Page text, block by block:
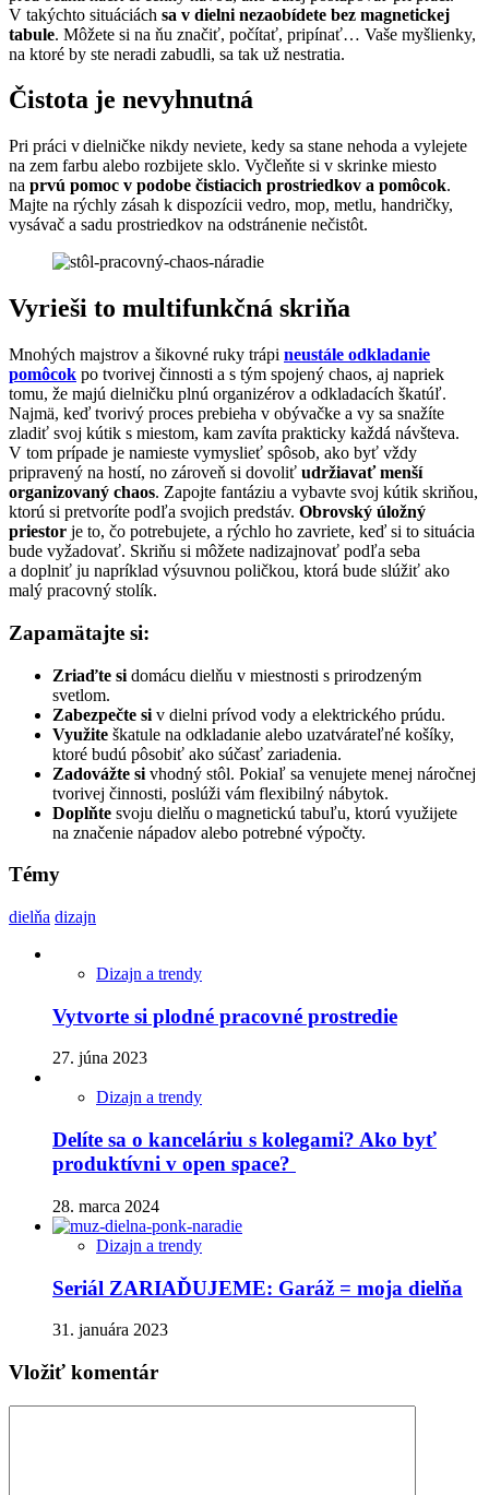
V takýchto situáciách sa v dielni nezaobídete bez magnetickej
tabule. Môžete si na ňu značiť, počítať, pripínať… Vaše myšlienky,
na ktoré by ste neradi zabudli, sa tak už nestratia.
Čistota je nevyhnutná
Pri práci v dielničke nikdy neviete, kedy sa stane nehoda a vylejete
na zem farbu alebo rozbijete sklo. Vyčleňte si v skrinke miesto
na prvú pomoc v podobe čistiacich prostriedkov a pomôcok.
Majte na rýchly zásah k dispozícii vedro, mop, metlu, handričky,
vysávač a sadu prostriedkov na odstránenie nečistôt.
Vyrieši to multifunkčná skriňa
Mnohých majstrov a šikovné ruky trápi neustále odkladanie
pomôcok po tvorivej činnosti a s tým spojený chaos, aj napriek
tomu, že majú dielničku plnú organizérov a odkladacích škatúľ.
Najmä, keď tvorivý proces prebieha v obývačke a vy sa snažíte
zladiť svoj kútik s miestom, kam zavíta prakticky každá návšteva.
V tom prípade je namieste vymyslieť spôsob, ako byť vždy
pripravený na hostí, no zároveň si dovoliť udržiavať menší
organizovaný chaos. Zapojte fantáziu a vybavte svoj kútik skriňou,
ktorú si pretvoríte podľa svojich predstáv. Obrovský úložný
priestor je to, čo potrebujete, a rýchlo ho zavriete, keď si to situácia
bude vyžadovať. Skriňu si môžete nadizajnovať podľa seba
a doplniť ju napríklad výsuvnou poličkou, ktorá bude slúžiť ako
malý pracovný stolík.
Zapamätajte si:
Zriaďte si domácu dielňu v miestnosti s prirodzeným
svetlom.
Zabezpečte si v dielni prívod vody a elektrického prúdu.
Využite škatule na odkladanie alebo uzatvárateľné košíky,
ktoré budú pôsobiť ako súčasť zariadenia.
Zadovážte si vhodný stôl. Pokiaľ sa venujete menej náročnej
tvorivej činnosti, poslúži vám flexibilný nábytok.
Doplňte svoju dielňu o magnetickú tabuľu, ktorú využijete
na značenie nápadov alebo potrebné výpočty.
Témy
dielňa dizajn
Dizajn a trendy
Vytvorte si plodné pracovné prostredie
27. júna 2023
Dizajn a trendy
Delíte sa o kanceláriu s kolegami? Ako byť
produktívni v open space?
28. marca 2024
Dizajn a trendy
Seriál ZARIAĎUJEME: Garáž = moja dielňa
31. januára 2023
Vložiť komentár